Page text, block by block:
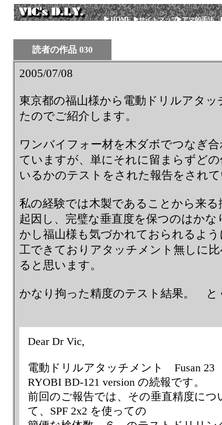
HOME サイトマップ アマ的手法
読者の作品 030
2005/07/08
東京都の福山様から電動ドリルアタ
たのでご紹介します。
ワンバイフォー材を木ダボでつなぎ
ていますが、単にそれに留まらずど
いるかのテストをされた報告をされ
私の経験では木製であることから来
起因し、完璧な垂直度を保つのはか
かし福山様も気づかれておられるよ
工できておりアタッチメント無しに
ると思います。
かなり拘った精度のテスト結果。 と
Dear Dr Vic,
電動ドリルアタッチメント Fusan 23
RYOBI BD-121 version の続報です。
前回のご報告では、その垂直精度につ
て、SPF 2x2 を使っての